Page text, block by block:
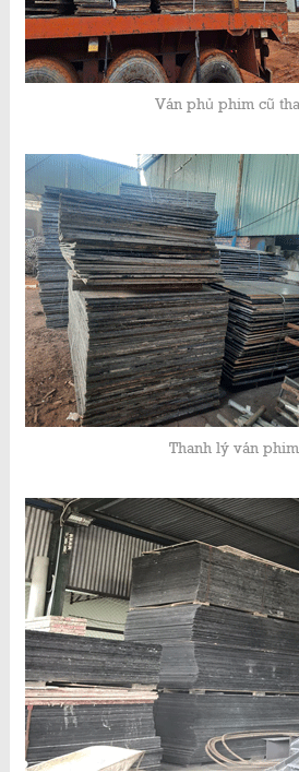
Ván phủ phim cũ
Thanh lý ván